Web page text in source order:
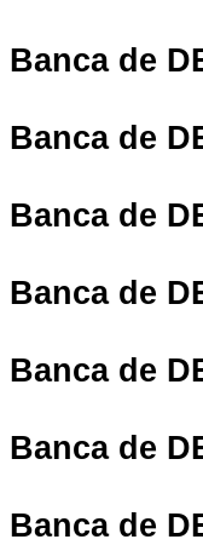
Banca de
Banca de
Banca de
Banca de
Banca de
Banca de
Banca de